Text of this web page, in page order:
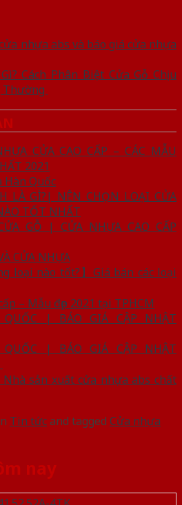
nhựa abs và báo giá cửa nhựa
Cách Phân Biệt Cửa Gỗ Chịu
Thường
CỬA CAO CẤP – CÁC MẪU
2021
Hàn Quốc
LÀ GÌ?| NÊN CHỌN LOẠI CỬA
TỐT NHẤT
GỖ | CỬA NHỰA CAO CẤP
CỬA NHỰA
loại nào tốt?】Giá bán các loại
– Mẫu đẹp 2021 tại TPHCM
QUỐC | BÁO GIÁ CẬP NHẬT
QUỐC | BÁO GIÁ CẬP NHẬT
sản xuất cửa nhựa abs chất
Tin tứcand tagged Cửa nhựa
nay